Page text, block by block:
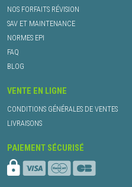
NOS FORFAITS RÉVISION
SAV ET MAINTENANCE
NORMES EPI
FAQ
BLOG
VENTE EN LIGNE
CONDITIONS GÉNÉRALES DE VENTES
LIVRAISONS
PAIEMENT SÉCURISÉ